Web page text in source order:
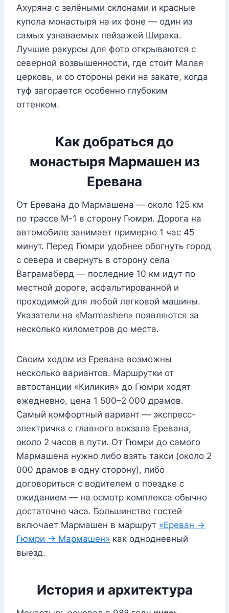
Ахуряна с зелёными склонами и красные
купола монастыря на их фоне — один из
самых узнаваемых пейзажей Ширака.
Лучшие ракурсы для фото открываются с
северной возвышенности, где стоит Малая
церковь, и со стороны реки на закате, когда
туф загорается особенно глубоким
оттенком.
Как добраться до
монастыря Мармашен из
Еревана
От Еревана до Мармашена — около 125 км
по трассе М-1 в сторону Гюмри. Дорога на
автомобиле занимает примерно 1 час 45
минут. Перед Гюмри удобнее обогнуть город
с севера и свернуть в сторону села
Ваграмаберд — последние 10 км идут по
местной дороге, асфальтированной и
проходимой для любой легковой машины.
Указатели на «Marmashen» появляются за
несколько километров до места.
Своим ходом из Еревана возможны
несколько вариантов. Маршрутки от
автостанции «Киликия» до Гюмри ходят
ежедневно, цена 1 500–2 000 драмов.
Самый комфортный вариант — экспресс-
электричка с главного вокзала Еревана,
около 2 часов в пути. От Гюмри до самого
Мармашена нужно либо взять такси (около 2
000 драмов в одну сторону), либо
договориться с водителем о поездке с
ожиданием — на осмотр комплекса обычно
достаточно часа. Большинство гостей
включает Мармашен в маршрут «Ереван →
Гюмри → Мармашен» как однодневный
выезд.
История и архитектура